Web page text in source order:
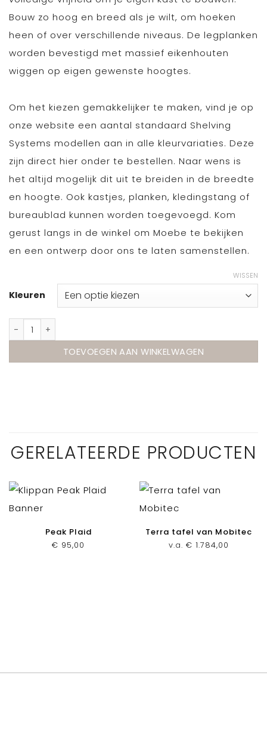
Bouw zo hoog en breed als je wilt, om hoeken
heen of over verschillende niveaus. De legplanken
worden bevestigd met massief eikenhouten
wiggen op eigen gewenste hoogtes.
Om het kiezen gemakkelijker te maken, vind je op
onze website een aantal standaard Shelving
Systems modellen aan in alle kleurvariaties. Deze
zijn direct hier onder te bestellen. Naar wens is
het altijd mogelijk dit uit te breiden in de breedte
en hoogte. Ook kastjes, planken, kledingstang of
bureaublad kunnen worden toegevoegd. Kom
gerust langs in de winkel om Moebe te bekijken
en een ontwerp door ons te laten samenstellen.
Kleuren
WISSEN
Shelving Systems – s.255.1.B van Moebe aantal
TOEVOEGEN AAN WINKELWAGEN
GERELATEERDE PRODUCTEN
Peak Plaid
€ 95,00
Terra tafel van Mobitec
v.a. € 1.784,00